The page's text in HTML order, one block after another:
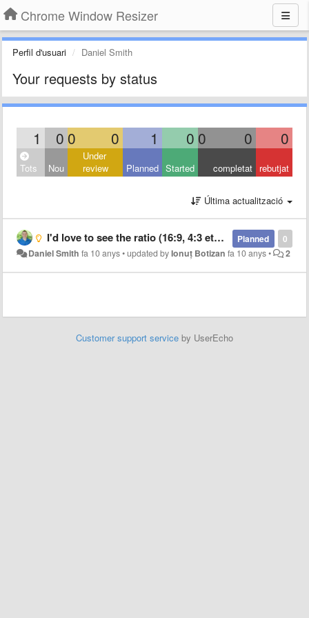
Chrome Window Resizer
Perfil d'usuari Daniel Smith
Your requests by status
1 0 0 0 1 0 0 0 0
Tots Nou
Under
review
Planned Started completat rebutjat
Última actualització
0
Planned
I'd love to see the ratio (16:9, 4:3 etc) near the size information
Daniel Smith fa 10 anys•updated byIonuț Botizan fa 10 anys• 2
Customer support service by UserEcho